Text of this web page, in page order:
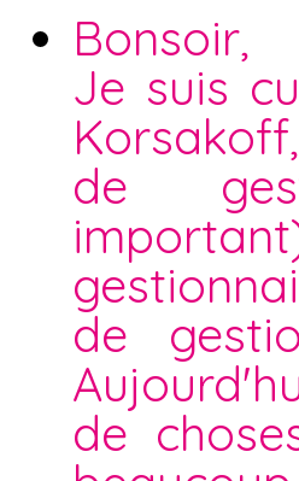
Bonsoir,
Je suis
de
de
de